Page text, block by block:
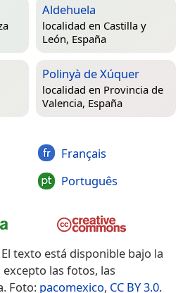
Aldehuela
localidad en Castilla y
León, España
Polinyà de Xúquer
localidad en Provincia de
Valencia, España
Français
Português
El texto está disponible bajo la
excepto las fotos, las
Foto: pacomexico, CC BY 3.0.